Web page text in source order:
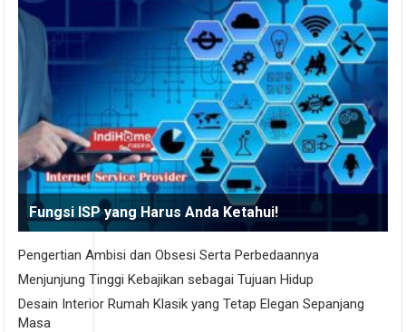
Fungsi ISP yang Harus Anda Ketahui!
Pengertian Ambisi dan Obsesi Serta Perbedaannya
Menjunjung Tinggi Kebajikan sebagai Tujuan Hidup
Desain Interior Rumah Klasik yang Tetap Elegan Sepanjang
Masa